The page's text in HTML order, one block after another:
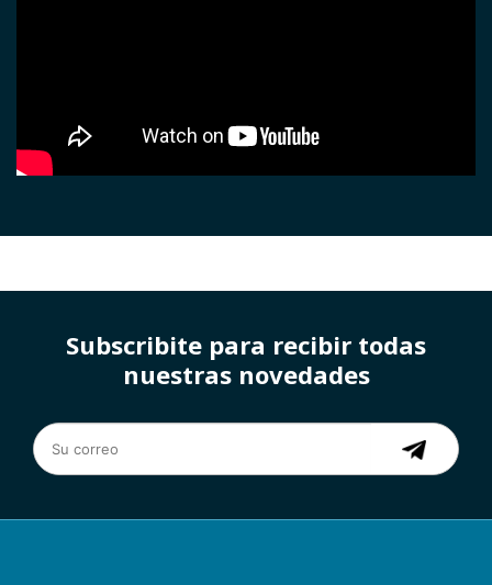
Subscribite para recibir todas
nuestras novedades